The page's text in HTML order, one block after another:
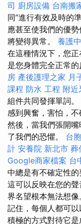
司 廚房設備 台南搬
同”進行有效及時的
應甚至使我們的優
將變得異常。 養護
在這種情況下，您
是您身體完全正常的
房 產後護理之家 月
課程 防水 工程 附近
組件共同發揮單詞
感到興奮，害怕，不
然後，當我們張開
了我們的恐懼。 台
計 安養院 新北市 葬
Google商家檔案 台
中總是有不確定性
這可以反映在您的
界名望根本無法想像
記住，每個人都可
積極的方式對待它